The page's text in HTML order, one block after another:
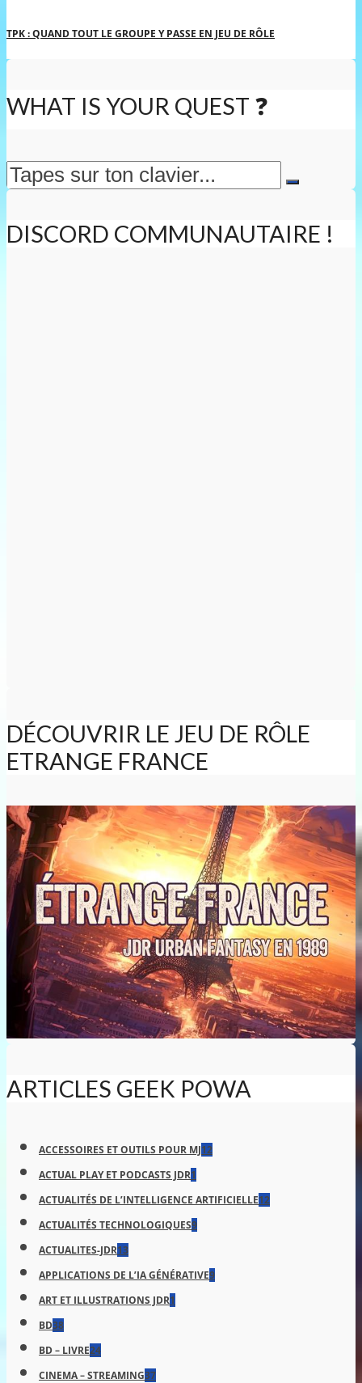
TPK : QUAND TOUT LE GROUPE Y PASSE EN JEU DE RÔLE
WHAT IS YOUR QUEST ❓
DISCORD COMMUNAUTAIRE !
DÉCOUVRIR LE JEU DE RÔLE
ETRANGE FRANCE
ARTICLES GEEK POWA
ACCESSOIRES ET OUTILS POUR MJ12
ACTUAL PLAY ET PODCASTS JDR1
ACTUALITÉS DE L’INTELLIGENCE ARTIFICIELLE12
ACTUALITÉS TECHNOLOGIQUES9
ACTUALITES-JDR13
APPLICATIONS DE L’IA GÉNÉRATIVE9
ART ET ILLUSTRATIONS JDR1
BD38
BD – LIVRE24
CINEMA – STREAMING37